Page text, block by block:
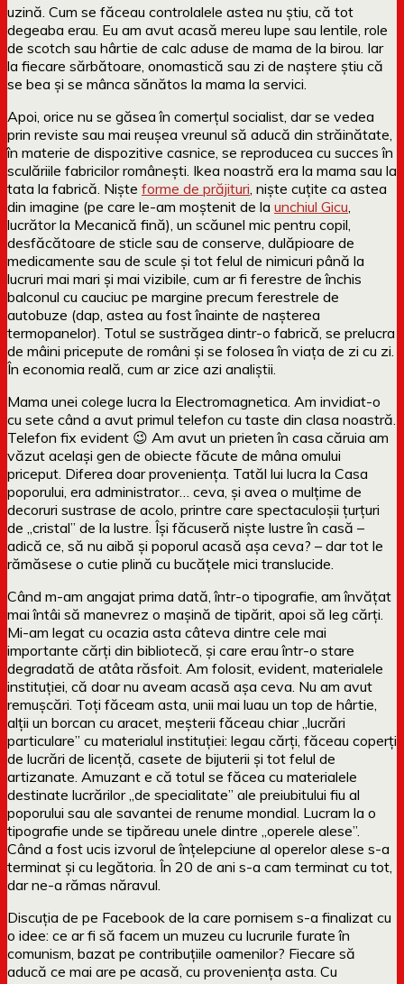
uzină. Cum se făceau controlalele astea nu știu, că tot
degeaba erau. Eu am avut acasă mereu lupe sau lentile, role
de scotch sau hârtie de calc aduse de mama de la birou. Iar
la fiecare sărbătoare, onomastică sau zi de naștere știu că
se bea și se mânca sănătos la mama la servici.
Apoi, orice nu se găsea în comerțul socialist, dar se vedea
prin reviste sau mai reușea vreunul să aducă din străinătate,
în materie de dispozitive casnice, se reproducea cu succes în
sculăriile fabricilor românești. Ikea noastră era la mama sau la
tata la fabrică. Niște forme de prăjituri , niște cuțite ca astea
din imagine (pe care le-am moștenit de la unchiul Gicu
lucrător la Mecanică fină), un scăunel mic pentru copil,
desfăcătoare de sticle sau de conserve, dulăpioare de
medicamente sau de scule și tot felul de nimicuri până la
lucruri mai mari și mai vizibile, cum ar fi ferestre de închis
balconul cu cauciuc pe margine precum ferestrele de
autobuze (dap, astea au fost înainte de nașterea
termopanelor). Totul se sustrăgea dintr-o fabrică, se prelucra
de mâini pricepute de români și se folosea în viața de zi cu zi.
În economia reală, cum ar zice azi analiștii.
Mama unei colege lucra la Electromagnetica. Am invidiat-o
cu sete când a avut primul telefon cu taste din clasa noastră.
Telefon fix evident 😉 Am avut un prieten în casa căruia am
văzut același gen de obiecte făcute de mâna omului
priceput. Diferea doar proveniența. Tatăl lui lucra la Casa
poporului, era administrator… ceva, și avea o mulțime de
decoruri sustrase de acolo, printre care spectaculoșii țurțuri
de „cristal” de la lustre. Își făcuseră niște lustre în casă –
adică ce, să nu aibă și poporul acasă așa ceva? – dar tot le
rămăsese o cutie plină cu bucățele mici translucide.
Când m-am angajat prima dată, într-o tipografie, am învățat
mai întâi să manevrez o mașină de tipărit, apoi să leg cărți.
Mi-am legat cu ocazia asta câteva dintre cele mai
importante cărți din bibliotecă, și care erau într-o stare
degradată de atâta răsfoit. Am folosit, evident, materialele
instituției, că doar nu aveam acasă așa ceva. Nu am avut
remușcări. Toți făceam asta, unii mai luau un top de hârtie,
alții un borcan cu aracet, meșterii făceau chiar „lucrări
particulare” cu materialul instituției: legau cărți, făceau coperți
de lucrări de licență, casete de bijuterii și tot felul de
artizanate. Amuzant e că totul se făcea cu materialele
destinate lucrărilor „de specialitate” ale preiubitului fiu al
poporului sau ale savantei de renume mondial. Lucram la o
tipografie unde se tipăreau unele dintre „operele alese”.
Când a fost ucis izvorul de înțelepciune al operelor alese s-a
terminat și cu legătoria. În 20 de ani s-a cam terminat cu tot,
dar ne-a rămas năravul.
Discuția de pe Facebook de la care pornisem s-a finalizat cu
o idee: ce ar fi să facem un muzeu cu lucrurile furate în
comunism, bazat pe contribuțiile oamenilor? Fiecare să
aducă ce mai are pe acasă, cu proveniența asta. Cu